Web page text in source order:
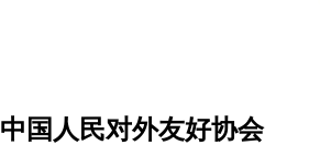
中国人民对外友好协会